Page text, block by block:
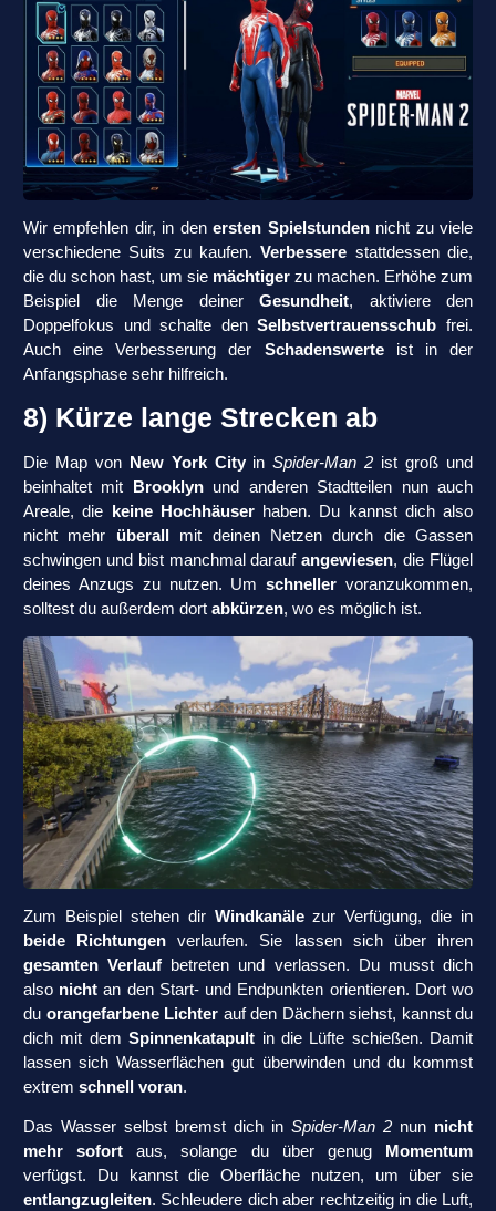
Wir empfehlen dir, in denersten Spielstundennicht zu viele
verschiedene Suits zu kaufen.Verbessere stattdessen die,
die du schon hast, um sie mächtiger zu machen. Erhöhe zum
Beispiel die Menge deiner Gesundheit, aktiviere den
Doppelfokus und schalte denSelbstvertrauensschub frei.
Auch eine Verbesserung der Schadenswerteist in der
Anfangsphase sehr hilfreich.
8) Kürze lange Strecken ab
Die Map von New York CityinSpider-Man 2 ist groß und
beinhaltet mit
Brooklynund anderen Stadtteilen nun auch
Areale, die
keine Hochhäuserhaben. Du kannst dich also
nicht mehr überall
mit deinen Netzen durch die Gassen
schwingen und bist manchmal daraufangewiesen, die Flügel
deines Anzugs zu nutzen. Umschneller voranzukommen,
solltest du außerdem dort abkürzen, wo es möglich ist.
Zum Beispiel stehen dir Windkanälezur Verfügung, die in
beide Richtungen verlaufen. Sie lassen sich über ihren
gesamten Verlauf betreten und verlassen. Du musst dich
also nicht an den Start- und Endpunkten orientieren. Dort wo
du orangefarbene Lichter auf den Dächern siehst, kannst du
dich mit demSpinnenkatapult in die Lüfte schießen. Damit
lassen sich Wasserflächen gut überwinden und du kommst
extrem schnell voran.
Das Wasser selbst bremst dich in Spider-Man 2 nun nicht
mehr sofort aus, solange du über genug
Momentum
verfügst. Du kannst die Oberfläche nutzen, um über sie
entlangzugleiten. Schleudere dich aber rechtzeitig in die Luft,